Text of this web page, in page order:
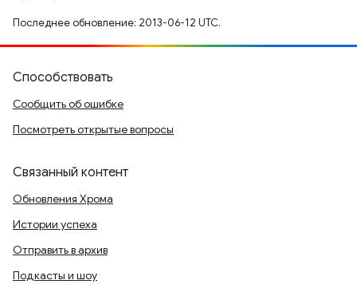
Последнее обновление: 2013-06-12 UTC.
Способствовать
Сообщить об ошибке
Посмотреть открытые вопросы
Связанный контент
Обновления Хрома
Истории успеха
Отправить в архив
Подкасты и шоу